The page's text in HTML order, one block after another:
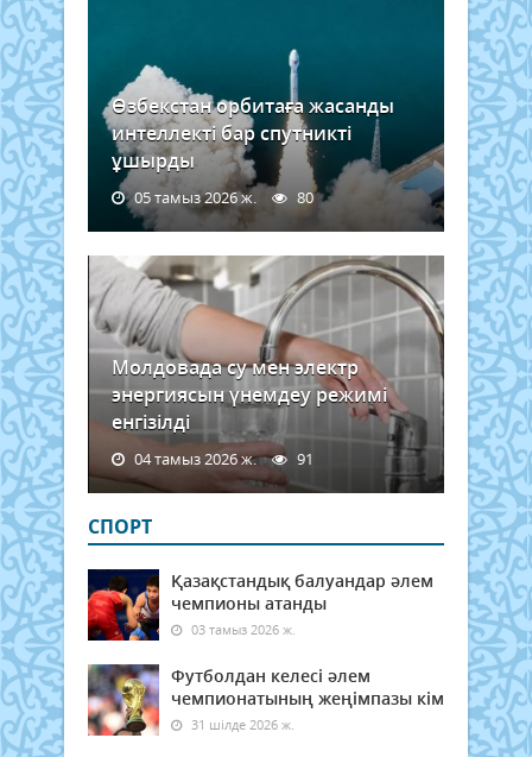
Өзбекстан орбитаға жасанды
интеллекті бар спутникті
ұшырды
05 тамыз 2026 ж. 80
Молдовада су мен электр
энергиясын үнемдеу режимі
енгізілді
04 тамыз 2026 ж. 91
СПОРТ
Қазақстандық балуандар әлем
чемпионы атанды
03 тамыз 2026 ж.
Футболдан келесі әлем
чемпионатының жеңімпазы кім
31 шілде 2026 ж.